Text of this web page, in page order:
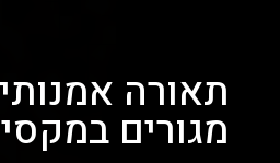
תאורה
מגורים